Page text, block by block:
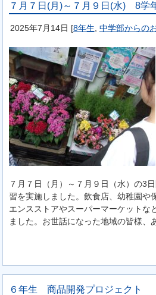
７月７日(月)～７月９日(水) 8学
2025年7月14日 [8年生 中学部からの
７月７日（月）～７月９日（水）の3
習を実施しました。飲食店、幼稚園や
エンスストアやスーパーマーケットな
ました。お世話になった地域の皆様、
６年生 商品開発プロジェクト